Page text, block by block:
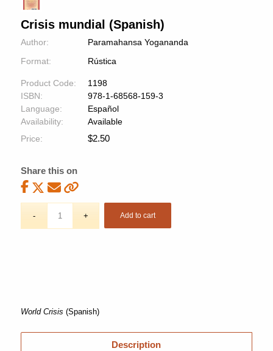
Crisis mundial (Spanish)
Author:
Paramahansa Yogananda
Format:
Rústica
Product Code:
1198
ISBN:
978-1-68568-159-3
Language:
Español
Availability:
Available
Price:
$2.50
Share this on
Add to cart
World Crisis (Spanish)
Description